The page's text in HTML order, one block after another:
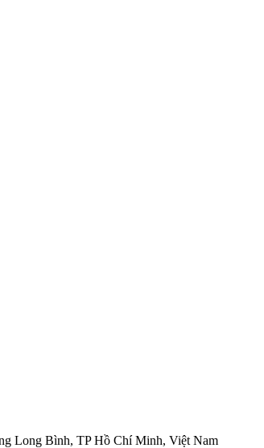
Long Bình, TP Hồ Chí Minh, Việt Nam